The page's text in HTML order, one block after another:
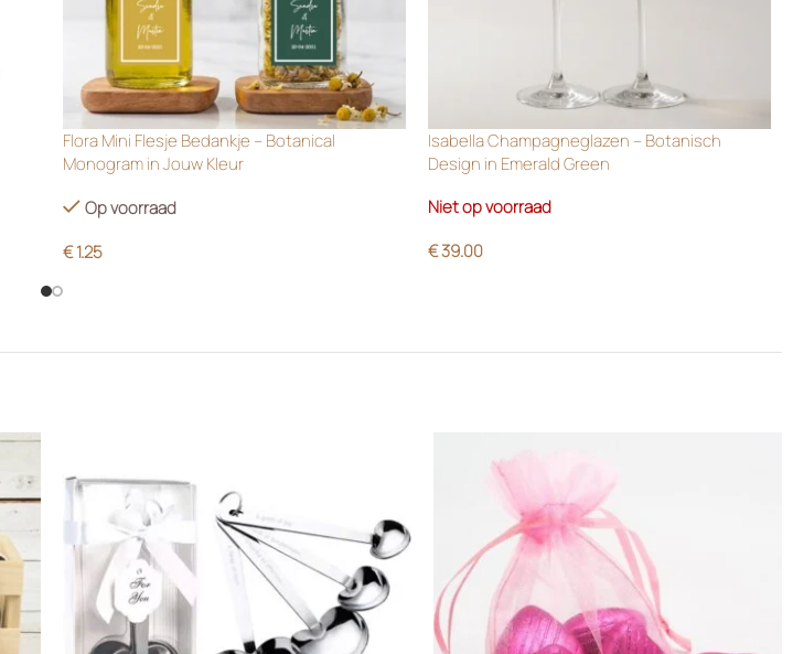
Flora Mini Flesje Bedankje – Botanical
Monogram in Jouw Kleur
Op voorraad
€1.25
Isabella Champagneglazen – Botanisch
Design in Emerald Green
Niet op voorraad
€39.00